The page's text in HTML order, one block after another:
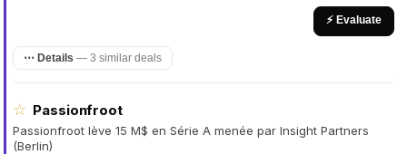
⚡ Evaluate
⋯ Details — 3 similar deals
☆ Passionfroot
Passionfroot lève 15 M$ en Série A menée par Insight Partners
(Berlin)